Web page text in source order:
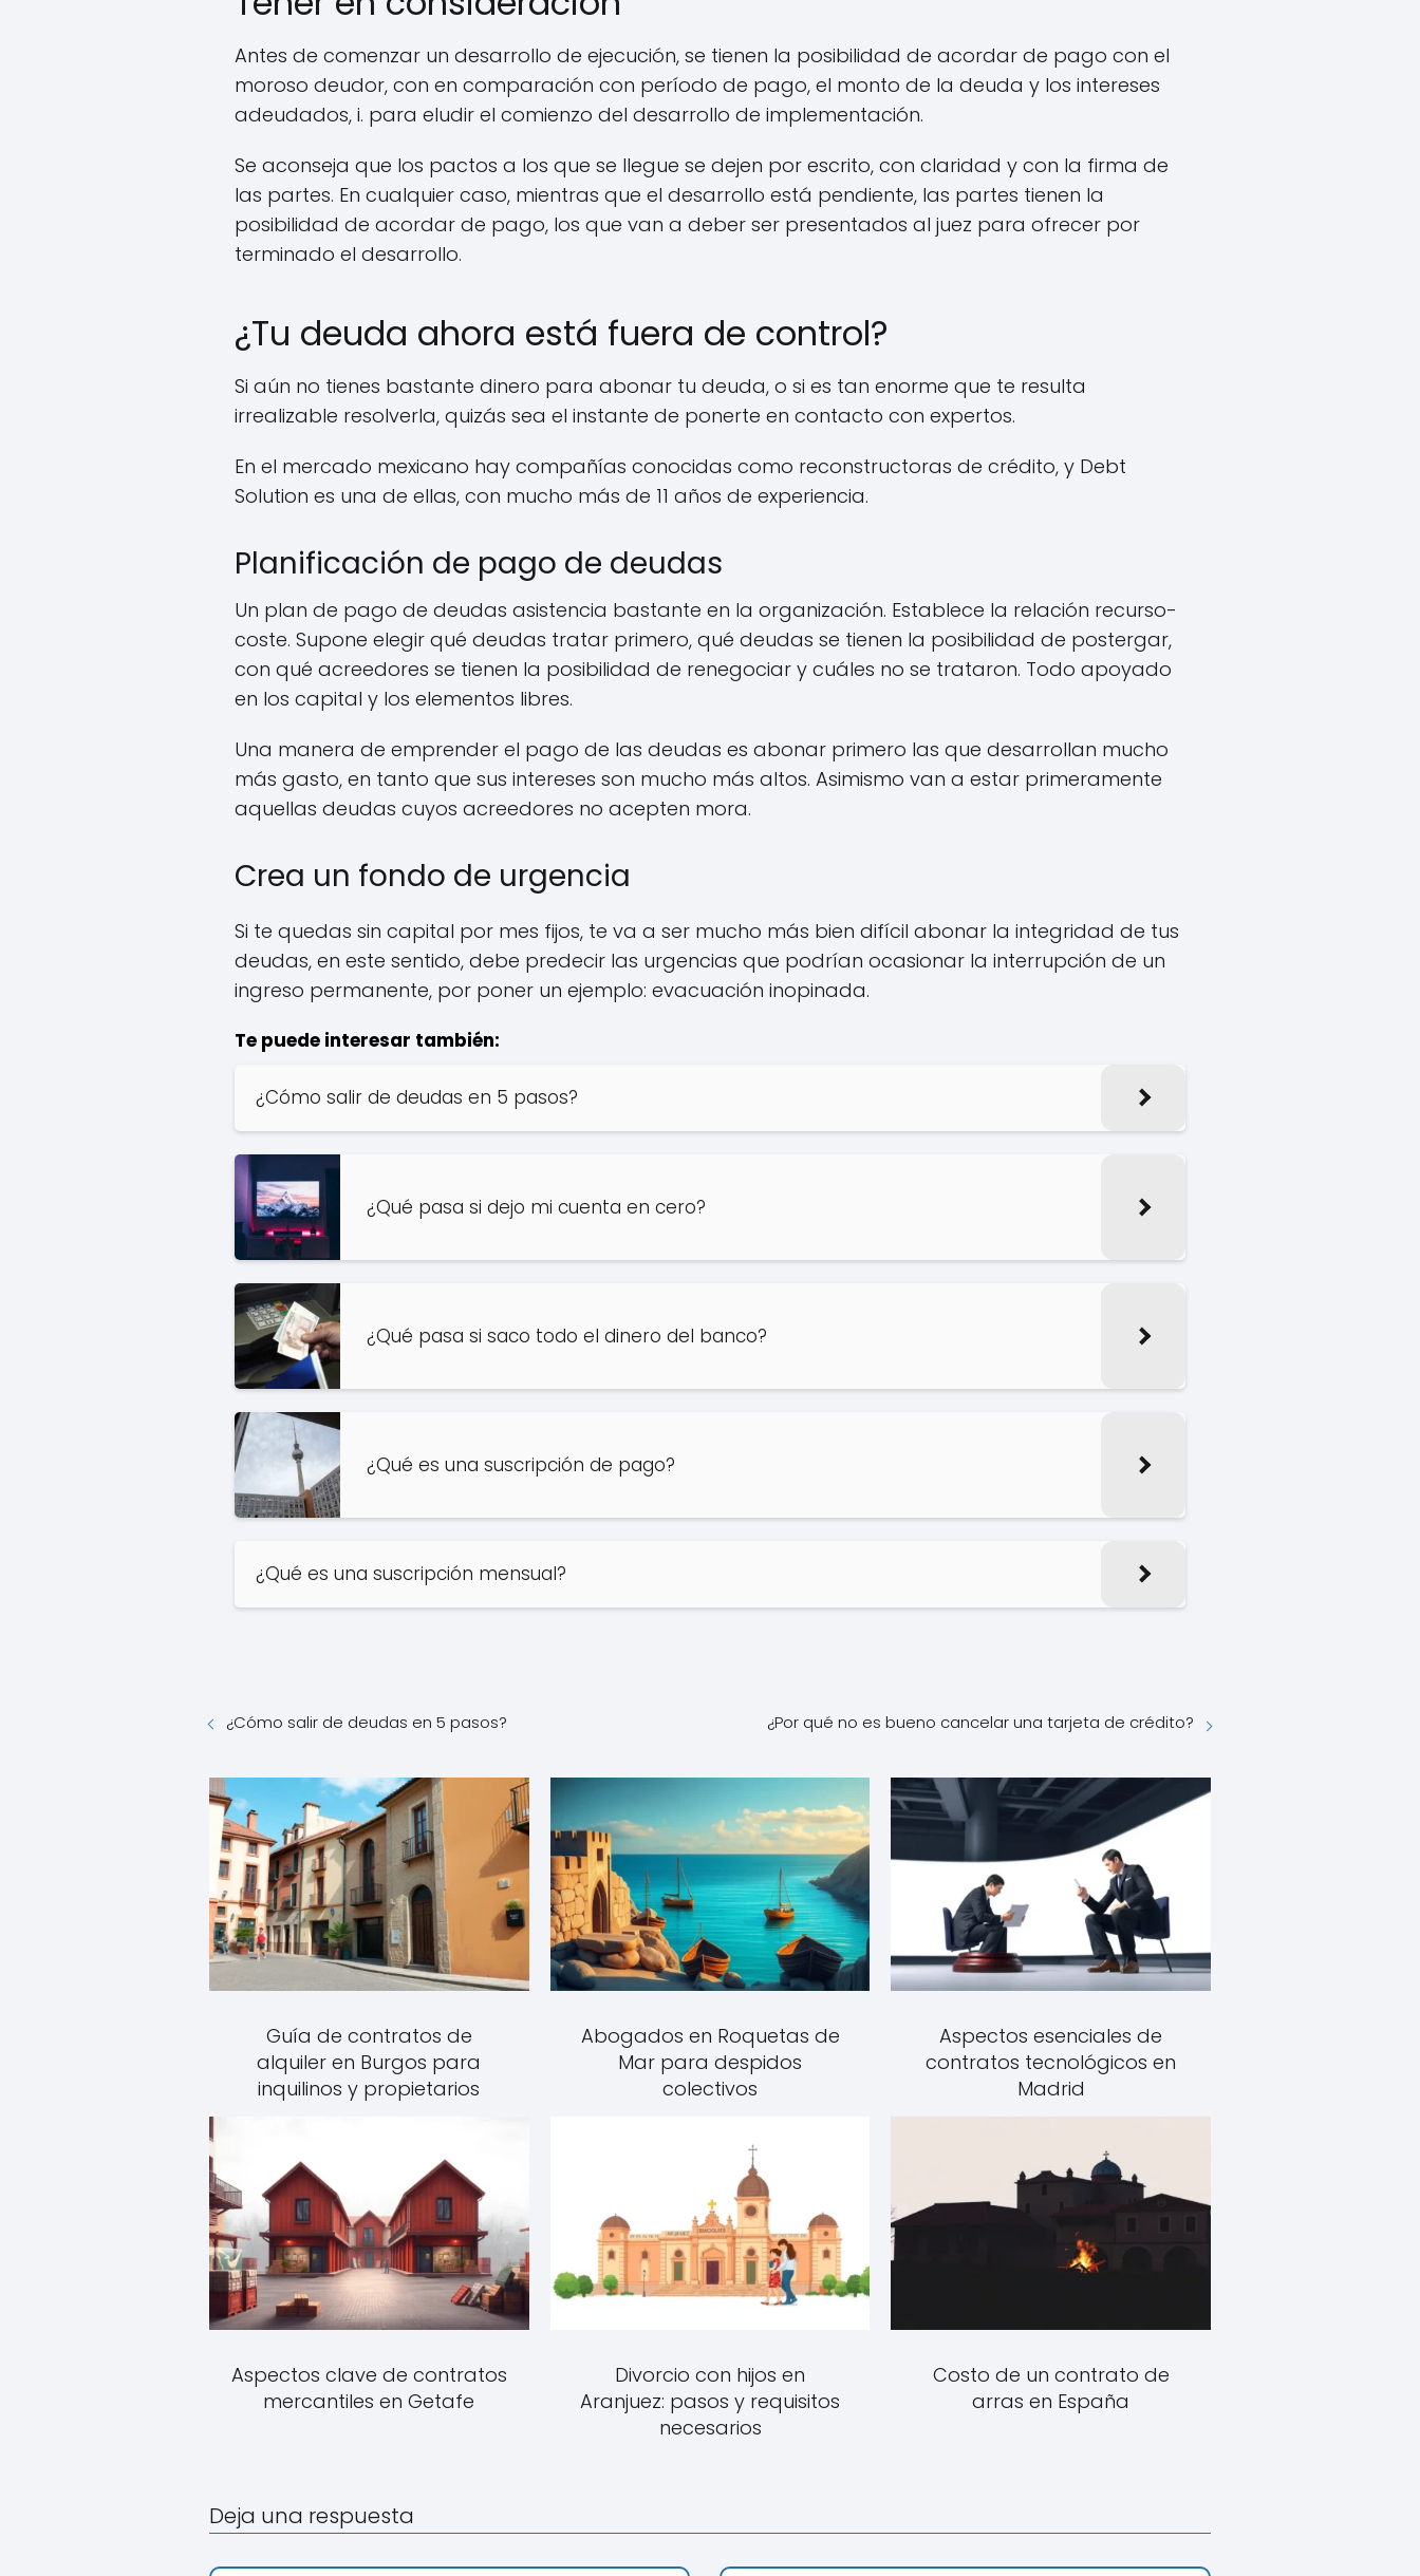
Antes de comenzar un desarrollo de ejecución, se tienen la posibilidad de acordar de pago con el
moroso deudor, con en comparación con período de pago, el monto de la deuda y los intereses
adeudados, i. para eludir el comienzo del desarrollo de implementación.
Se aconseja que los pactos a los que se llegue se dejen por escrito, con claridad y con la firma de
las partes. En cualquier caso, mientras que el desarrollo está pendiente, las partes tienen la
posibilidad de acordar de pago, los que van a deber ser presentados al juez para ofrecer por
terminado el desarrollo.
¿Tu deuda ahora está fuera de control?
Si aún no tienes bastante dinero para abonar tu deuda, o si es tan enorme que te resulta
irrealizable resolverla, quizás sea el instante de ponerte en contacto con expertos.
En el mercado mexicano hay compañías conocidas como reconstructoras de crédito, y Debt
Solution es una de ellas, con mucho más de 11 años de experiencia.
Planificación de pago de deudas
Un plan de pago de deudas asistencia bastante en la organización. Establece la relación recurso-
coste. Supone elegir qué deudas tratar primero, qué deudas se tienen la posibilidad de postergar,
con qué acreedores se tienen la posibilidad de renegociar y cuáles no se trataron. Todo apoyado
en los capital y los elementos libres.
Una manera de emprender el pago de las deudas es abonar primero las que desarrollan mucho
más gasto, en tanto que sus intereses son mucho más altos. Asimismo van a estar primeramente
aquellas deudas cuyos acreedores no acepten mora.
Crea un fondo de urgencia
Si te quedas sin capital por mes fijos, te va a ser mucho más bien difícil abonar la integridad de tus
deudas, en este sentido, debe predecir las urgencias que podrían ocasionar la interrupción de un
ingreso permanente, por poner un ejemplo: evacuación inopinada.
Te puede interesar también:
¿Cómo salir de deudas en 5 pasos?
¿Qué pasa si dejo mi cuenta en cero?
¿Qué pasa si saco todo el dinero del banco?
¿Qué es una suscripción de pago?
¿Qué es una suscripción mensual?
¿Cómo salir de deudas en 5 pasos? ¿Por qué no es bueno cancelar una tarjeta de crédito?
Guía de contratos de
alquiler en Burgos para
inquilinos y propietarios
Abogados en Roquetas de
Mar para despidos
colectivos
Aspectos esenciales de
contratos tecnológicos en
Madrid
Aspectos clave de contratos
mercantiles en Getafe
Divorcio con hijos en
Aranjuez: pasos y requisitos
necesarios
Costo de un contrato de
arras en España
Deja una respuesta